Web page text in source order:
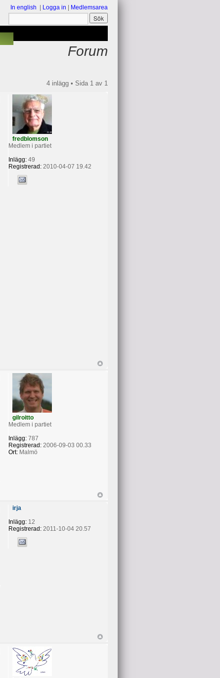
Medlemsarea
Logga in
In english
Forum
4 inlägg • Sida 1 av 1
fredblomson
Medlem i partiet
Inlägg:49
Registrerad:2010-04-07 19.42
gilroitto
Medlem i partiet
Inlägg:787
Registrerad:2006-09-03 00.33
Ort:Malmö
irja
Inlägg:12
Registrerad:2011-10-04 20.57